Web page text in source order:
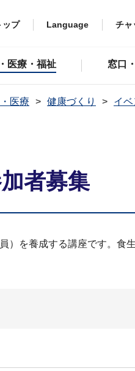
ップ Language チャ
医療・福祉 窓口
医療 健康づくり
イ
者募集
を養成する講座です。食